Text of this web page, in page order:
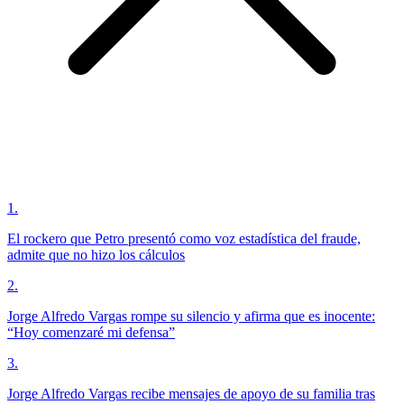
1 .
El rockero que Petro presentó como voz estadística del fraude,
admite que no hizo los cálculos
2.
Jorge Alfredo Vargas rompe su silencio y afirma que es inocente:
“Hoy comenzaré mi defensa”
3.
Jorge Alfredo Vargas recibe mensajes de apoyo de su familia tras